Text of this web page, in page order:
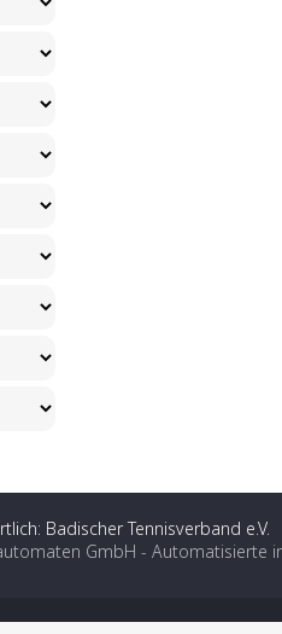
Badischer Tennisverband e.V.
GmbH - Automatisierte